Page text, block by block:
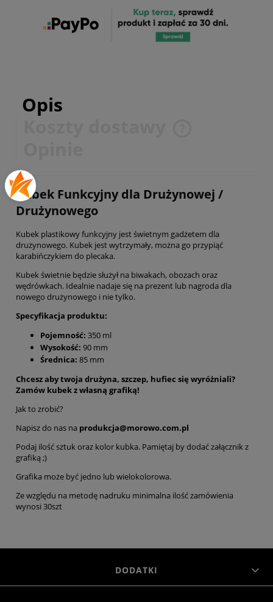
Opis
Kubek Funkcyjny dla Drużynowej /
Drużynowego
Kubek plastikowy funkcyjny jest świetnym gadżetem dla
drużynowego. Kubek jest wytrzymały, można go przypiąć
karabińczykiem do plecaka.
Kubek świetnie będzie służył na biwakach, obozach oraz
wędrówkach. Idealnie nadaje się na prezent lub nagroda dla
nowego drużynowego i nie tylko.
Specyfikacja produktu:
Pojemność: 350 ml
Wysokość: 90 mm
Średnica: 85 mm
Chcesz aby twoja drużyna, szczep, hufiec się wyróżniali?
Zamów kubek z własną grafiką!
Jak to zrobić?
Napisz do nas na produkcja@morowo.com.pl
Podaj ilość sztuk oraz kolor kubka. Pamiętaj by dodać załącznik z
grafiką ;)
Grafika może być jedno lub wielokolorowa.
Ze względu na metodę nadruku minimalna ilość zamówienia
wynosi 30szt
DODATKI